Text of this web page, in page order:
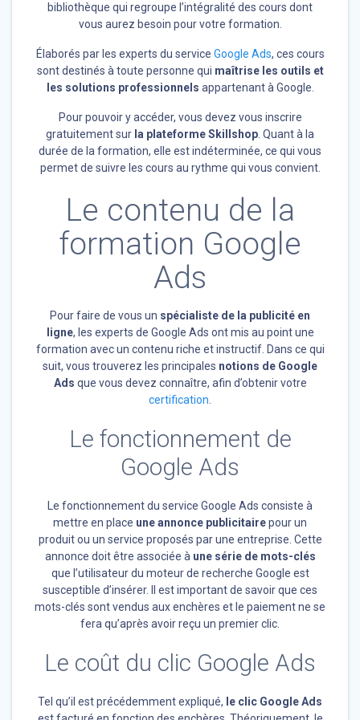
bibliothèque qui regroupe l’intégralité des cours dont
vous aurez besoin pour votre formation.
Élaborés par les experts du service Google Ads, ces cours
sont destinés à toute personne qui maîtrise les outils et
les solutions professionnels appartenant à Google.
Pour pouvoir y accéder, vous devez vous inscrire
gratuitement sur la plateforme Skillshop. Quant à la
durée de la formation, elle est indéterminée, ce qui vous
permet de suivre les cours au rythme qui vous convient.
Le contenu de la
formation Google
Ads
Pour faire de vous un spécialiste de la publicité en
ligne, les experts de Google Ads ont mis au point une
formation avec un contenu riche et instructif. Dans ce qui
suit, vous trouverez les principales notions de Google
Ads que vous devez connaître, afin d’obtenir votre
certification.
Le fonctionnement de
Google Ads
Le fonctionnement du service Google Ads consiste à
mettre en place une annonce publicitairepour un
produit ou un service proposés par une entreprise. Cette
annonce doit être associée à une série de mots-clés
que l’utilisateur du moteur de recherche Google est
susceptible d’insérer. Il est important de savoir que ces
mots-clés sont vendus aux enchères et le paiement ne se
fera qu’après avoir reçu un premier clic.
Le coût du clic Google Ads
Tel qu’il est précédemment expliqué, le clic Google Ads